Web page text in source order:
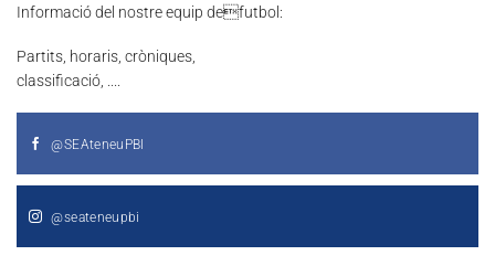
Informació del nostre equip defutbol:
Partits, horaris, cròniques,
classificació, ....
@SEAteneuPBI
@seateneupbi